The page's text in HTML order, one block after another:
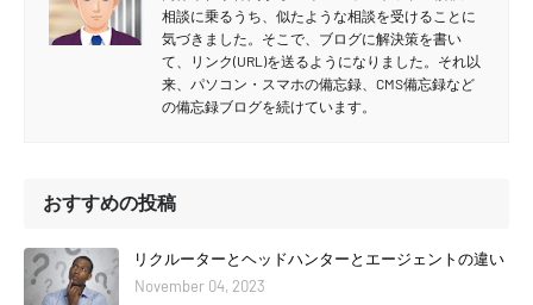
相談に乗るうち、似たような相談を受けることに
気づきました。そこで、ブログに解決策を書い
て、リンク(URL)を送るようになりました。それ以
来、パソコン・スマホの備忘録、CMS備忘録など
の備忘録ブログを続けています。
おすすめの投稿
リクルーターとヘッドハンターとエージェントの違い
November 04, 2023